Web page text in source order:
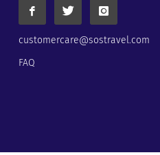
customercare@sostravel.com
FAQ